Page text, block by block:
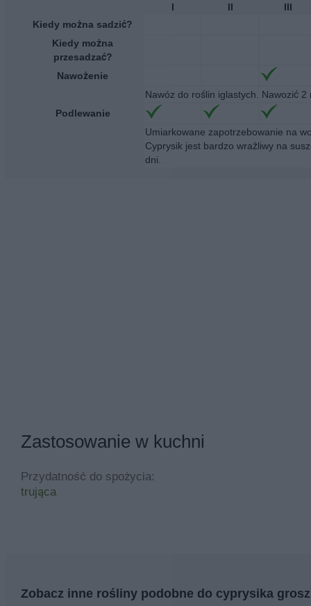
I II
III
Kiedy można sadzić?
Kiedy można
przesadzać?
Nawożenie
Nawóz do roślin iglastych. Nawozić 2
Podlewanie
Umiarkowane zapotrzebowanie na
Cyprysik jest bardzo wrażliwy na
dni.
Zastosowanie w kuchni
Przydatność do spożycia:
trująca
Zobacz inne rośliny podobne do cyprysika